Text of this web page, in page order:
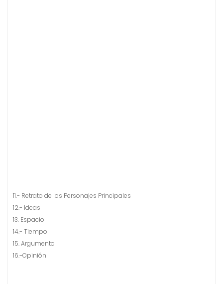
11.- Retrato de los Personajes Principales
12.- Ideas
13. Espacio
14.- Tiempo
15. Argumento
16.-Opinión